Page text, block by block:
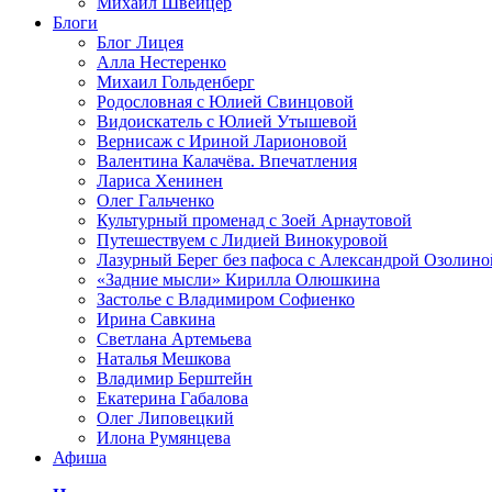
Блоги
Блог Лицея
Алла Нестеренко
Михаил Гольденберг
Родословная с Юлией Свинцовой
Видоискатель с Юлией Утышевой
Вернисаж с Ириной Ларионовой
Валентина Калачёва. Впечатления
Лариса Хенинен
Олег Гальченко
Культурный променад с Зоей Арнаутовой
Путешествуем с Лидией Винокуровой
Лазурный Берег без пафоса с Александрой
«Задние мысли» Кирилла Олюшкина
Застолье с Владимиром Софиенко
Ирина Савкина
Светлана Артемьева
Наталья Мешкова
Владимир Берштейн
Екатерина Габалова
Олег Липовецкий
Илона Румянцева
Афиша